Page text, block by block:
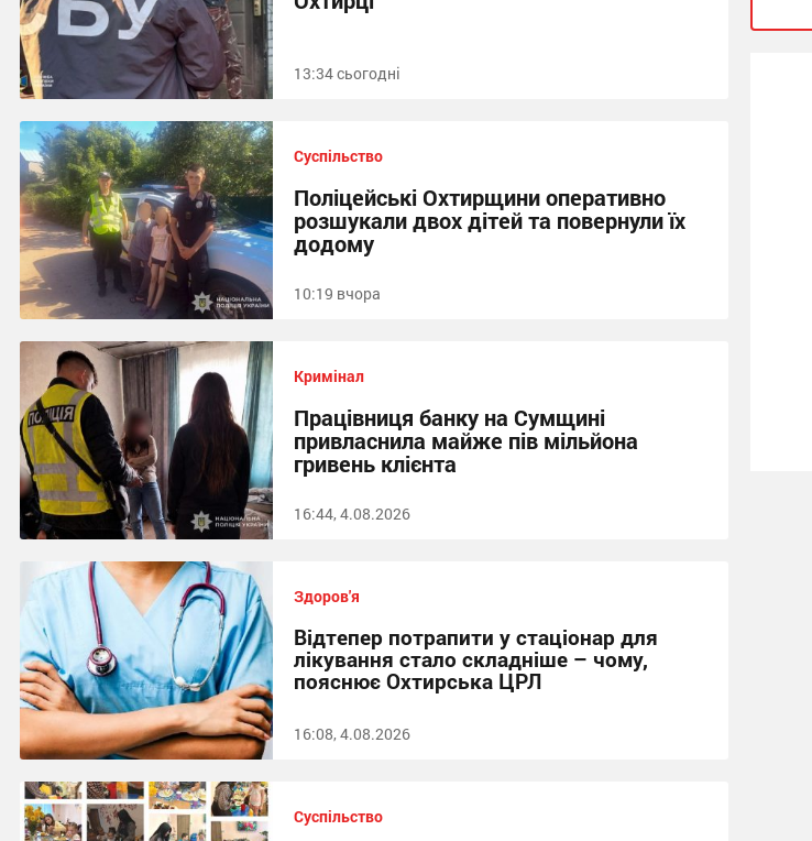
13:34 сьогодні
Суспільство
Поліцейські Охтирщини оперативно
розшукали двох дітей та повернули їх
додому
10:19 вчора
Кримінал
Працівниця банку на Сумщині
привласнила майже пів мільйона
гривень клієнта
16:44, 4.08.2026
Здоров'я
Відтепер потрапити у стаціонар для
лікування стало складніше – чому,
пояснює Охтирська ЦРЛ
16:08, 4.08.2026
Суспільство